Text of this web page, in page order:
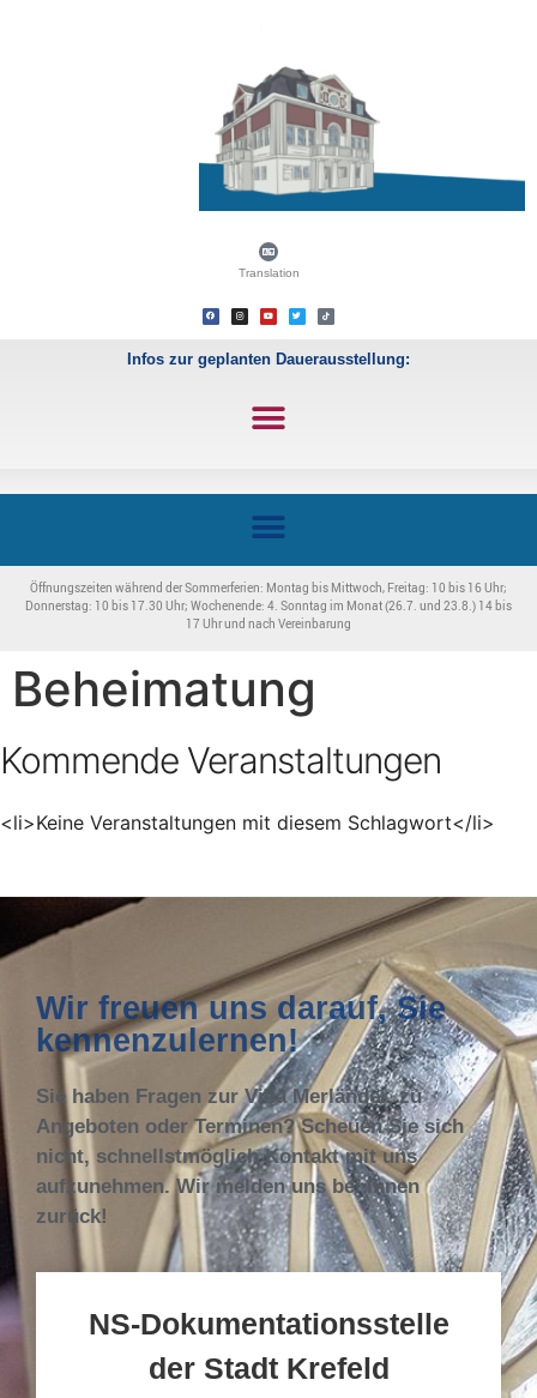
Translation
Infos zur geplanten Dauerausstellung:
Öffnungszeiten während der Sommerferien: Montag bis Mittwoch, Freitag: 10 bis 16 Uhr;
Donnerstag: 10 bis 17.30 Uhr; Wochenende: 4. Sonntag im Monat (26.7. und 23.8.) 14 bis
17 Uhr und nach Vereinbarung
Beheimatung
Kommende Veranstaltungen
<li>Keine Veranstaltungen mit diesem Schlagwort</li>
Wir freuen uns darauf, Sie
kennenzulernen!
Sie haben Fragen zur Villa Merländer, zu
Angeboten oder Terminen? Scheuen Sie sich
nicht, schnellstmöglich Kontakt mit uns
aufzunehmen. Wir melden uns bei Ihnen
zurück!
NS-Dokumentationsstelle
der Stadt Krefeld